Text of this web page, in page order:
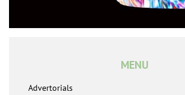
MENU
Advertorials